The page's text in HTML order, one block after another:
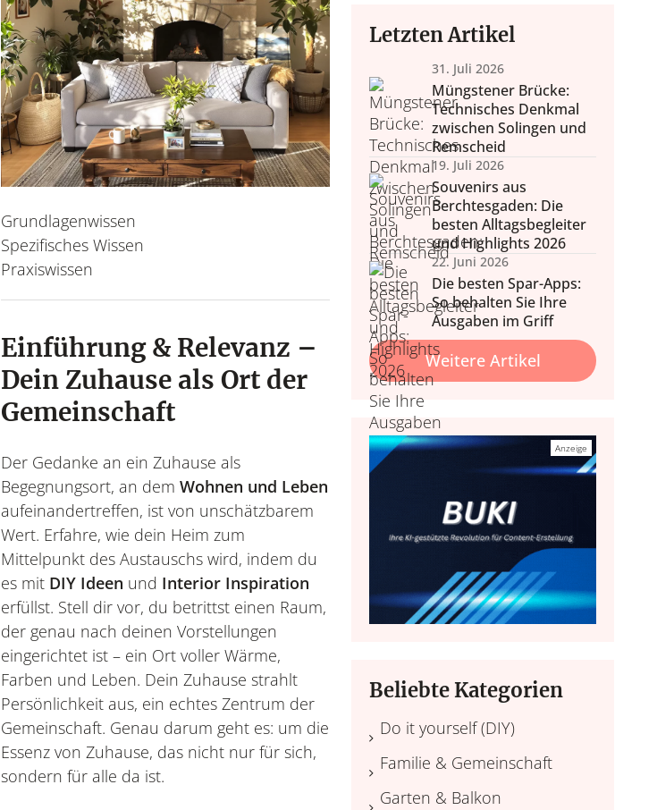
Garten & Balkon
Urban Gardening, saisonale Tipps, Outdoor-Möbel
& Deko.
Gesundheit und Wohlbefinden
Work Life Balance, Home Wellness, Yoga und
mehr.
Grundlagenwissen
Spezifisches Wissen
Praxiswissen
Einführung & Relevanz –
Dein Zuhause als Ort der
Gemeinschaft
Der Gedanke an ein Zuhause als
Begegnungsort, an dem Wohnen und Leben
aufeinandertreffen, ist von unschätzbarem
Wert. Erfahre, wie dein Heim zum
Mittelpunkt des Austauschs wird, indem du
es mit DIY Ideen und Interior Inspiration
erfüllst. Stell dir vor, du betrittst einen Raum,
der genau nach deinen Vorstellungen
eingerichtet ist – ein Ort voller Wärme,
Farben und Leben. Dein Zuhause strahlt
Persönlichkeit aus, ein echtes Zentrum der
Gemeinschaft. Genau darum geht es: um die
Essenz von Zuhause, das nicht nur für sich,
sondern für alle da ist.
Letzten Artikel
31. Juli 2026
Müngstener Brücke:
Technisches Denkmal
zwischen Solingen und
Remscheid
19. Juli 2026
Souvenirs aus
Berchtesgaden: Die
besten Alltagsbegleiter
und Highlights 2026
22. Juni 2026
Die besten Spar-Apps:
So behalten Sie Ihre
Ausgaben im Griff
Weitere Artikel
Beliebte Kategorien
Do it yourself (DIY)
Familie & Gemeinschaft
Garten & Balkon